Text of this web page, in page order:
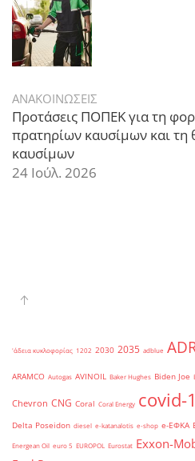
ΑΝΑΚΟΙΝΩΣΕΙΣ
Προτάσεις ΠΟΠΕΚ για τη
πρατηρίων καυσίμων και τη
καυσίμων
24 Ιούλ. 2026
'άδεια κυκλοφορίας 1202 2030 2035 adblue
ARAMCO Autogas AVINOIL Baker Hughes Biden Joe
Chevron CNG Coral Coral Energy covid-
Delta Poseidon diesel e-katanalotis e-shop e-ΕΦΚΑ
Energean Oil euro 5 EUROPOL Eurostat Exxon-